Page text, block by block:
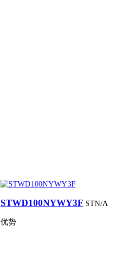
STWD100NYWY3F
优势
STN/A